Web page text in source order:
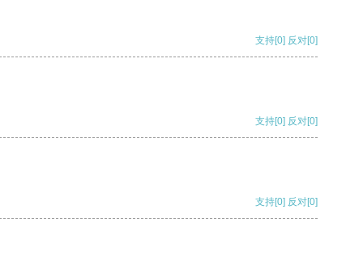
支持[0] 反对[0]
支持[0] 反对[0]
支持[0] 反对[0]